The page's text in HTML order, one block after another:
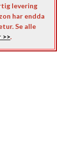
levering
har endda
Se alle
>>.